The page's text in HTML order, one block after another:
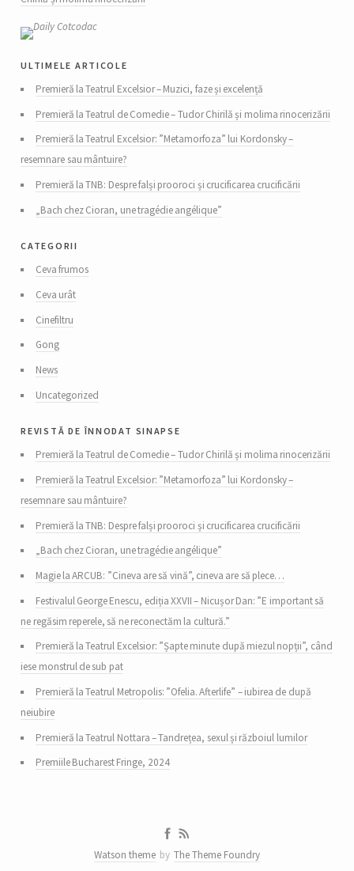
ultimele articole
Premieră la Teatrul Excelsior – Muzici, faze și excelență
Premieră la Teatrul de Comedie – Tudor Chirilă și molima rinocerizării
Premieră la Teatrul Excelsior: ”Metamorfoza” lui Kordonsky –
resemnare sau mântuire?
Premieră la TNB: Despre falși prooroci și crucificarea crucificării
„Bach chez Cioran, une tragédie angélique”
categorii
Ceva frumos
Ceva urât
Cinefiltru
Gong
News
Uncategorized
revistă de înnodat sinapse
Premieră la Teatrul de Comedie – Tudor Chirilă și molima rinocerizării
Premieră la Teatrul Excelsior: ”Metamorfoza” lui Kordonsky –
resemnare sau mântuire?
Premieră la TNB: Despre falși prooroci și crucificarea crucificării
„Bach chez Cioran, une tragédie angélique”
Magie la ARCUB: ”Cineva are să vină”, cineva are să plece…
Festivalul George Enescu, ediția XXVII – Nicușor Dan: ”E important să
ne regăsim reperele, să ne reconectăm la cultură.”
Premieră la Teatrul Excelsior: ”Șapte minute după miezul nopții”, când
iese monstrul de sub pat
Premieră la Teatrul Metropolis: ”Ofelia. Afterlife” – iubirea de după
neiubire
Premieră la Teatrul Nottara – Tandrețea, sexul și războiul lumilor
Premiile Bucharest Fringe, 2024
Watson theme by The Theme Foundry